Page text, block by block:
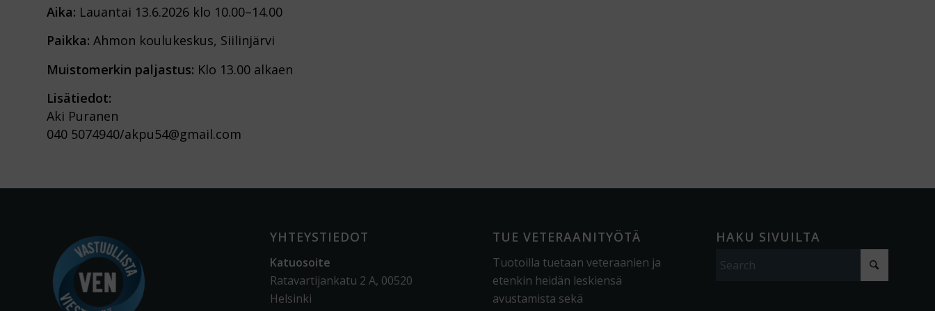
Aika: Lauantai 13.6.2026 klo 10.00–14.00
Paikka: Ahmon koulukeskus, Siilinjärvi
Muistomerkin paljastus: Klo 13.00 alkaen
Lisätiedot:
Aki Puranen
040 5074940/akpu54@gmail.com
YHTEYSTIEDOT
Katuosoite
Ratavartijankatu 2 A, 00520
Helsinki
TUE VETERAANITYÖTÄ
Tuotoilla tuetaan veteraanien ja
etenkin heidän leskiensä
avustamista sekä
HAKU SIVUILTA